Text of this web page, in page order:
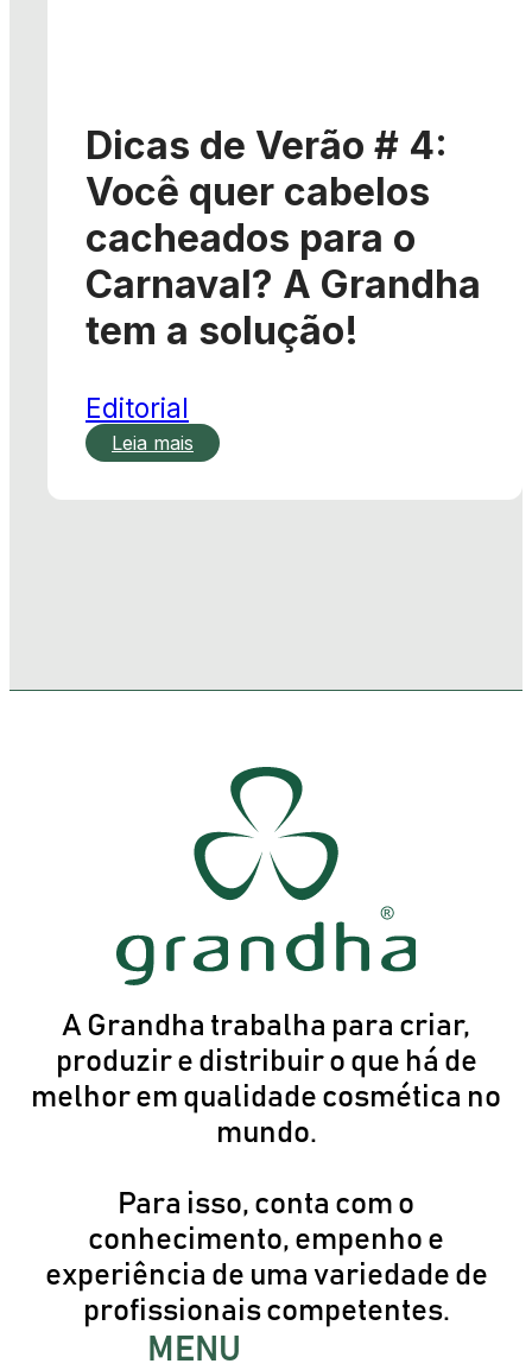
Dicas de Verão # 4:
Você quer cabelos
cacheados para o
Carnaval? A Grandha
tem a solução!
Editorial
Leia mais
A Grandha trabalha para criar,
produzir e distribuir o que há de
melhor em qualidade cosmética no
mundo.
Para isso, conta com o
conhecimento, empenho e
experiência de uma variedade de
profissionais competentes.
MENU